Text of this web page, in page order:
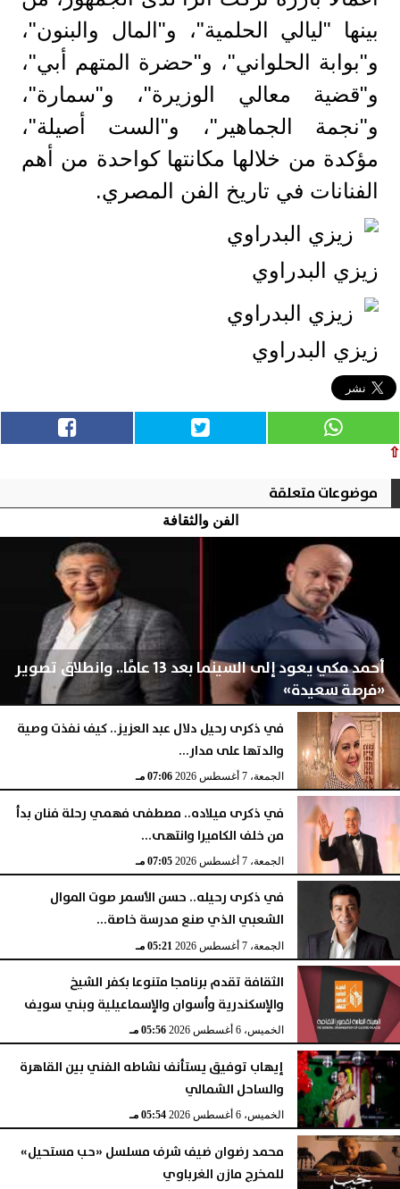
بينها "ليالي الحلمية"، و"المال والبنون"،
و"بوابة الحلواني"، و"حضرة المتهم أبي"،
و"قضية معالي الوزيرة"، و"سمارة"،
و"نجمة الجماهير"، و"الست أصيلة"،
مؤكدة من خلالها مكانتها كواحدة من أهم
الفنانات في تاريخ الفن المصري.
زيزي البدراوي
زيزي البدراوي
⇧
موضوعات متعلقة
الفن والثقافة
أحمد مكي يعود إلى السينما بعد 13 عامًا.. وانطلاق تصوير
«فرصة سعيدة»
الجمعة، 7 أغسطس 2026 07:07 مـ
في ذكرى رحيل دلال عبد العزيز.. كيف نفذت وصية
والدتها على مدار...
الجمعة، 7 أغسطس 2026 07:06 مـ
في ذكرى ميلاده.. مصطفى فهمي رحلة فنان بدأ
من خلف الكاميرا وانتهى...
الجمعة، 7 أغسطس 2026 07:05 مـ
في ذكرى رحيله.. حسن الأسمر صوت الموال
الشعبي الذي صنع مدرسة خاصة...
الجمعة، 7 أغسطس 2026 05:21 مـ
الثقافة تقدم برنامجا متنوعا بكفر الشيخ
والإسكندرية وأسوان والإسماعيلية وبني سويف
الخميس، 6 أغسطس 2026 05:56 مـ
إيهاب توفيق يستأنف نشاطه الفني بين القاهرة
والساحل الشمالي
الخميس، 6 أغسطس 2026 05:54 مـ
محمد رضوان ضيف شرف مسلسل «حب مستحيل»
للمخرج مازن الغرباوي